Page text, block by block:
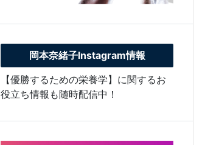
岡本奈緒子Instagram情報
【優勝するための栄養学】に関するお
役立ち情報も随時配信中！